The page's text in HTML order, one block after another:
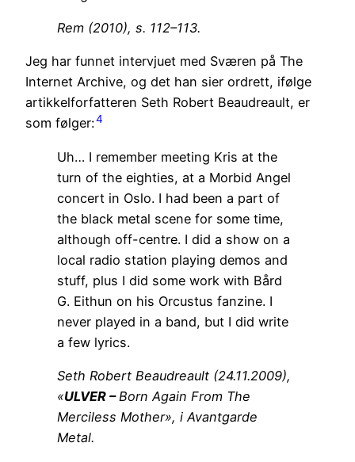
Rem (2010), s. 112–113.
Jeg har funnet intervjuet med Sværen på The
Internet Archive, og det han sier ordrett, ifølge
artikkelforfatteren Seth Robert Beaudreault, er
som følger:4
Uh… I remember meeting Kris at the
turn of the eighties, at a Morbid Angel
concert in Oslo. I had been a part of
the black metal scene for some time,
although off-centre. I did a show on a
local radio station playing demos and
stuff, plus I did some work with Bård
G. Eithun on his Orcustus fanzine. I
never played in a band, but I did write
a few lyrics.
Seth Robert Beaudreault (24.11.2009),
«ULVER –Born Again From The
Merciless Mother», i Avantgarde
Metal.